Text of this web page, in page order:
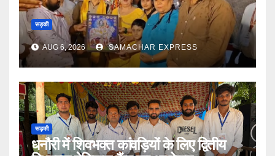
रूड़की
AUG 6, 2026 SAMACHAR EXPRESS
रूड़की
धनौरी में शिवभक्त कांवड़ियों के लिए द्वितीय